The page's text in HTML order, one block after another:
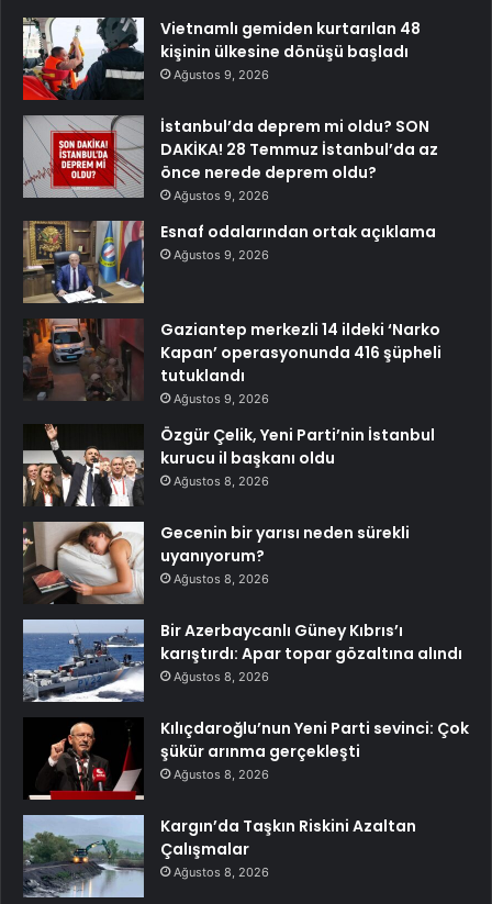
Vietnamlı gemiden kurtarılan 48
kişinin ülkesine dönüşü başladı
Ağustos 9, 2026
İstanbul’da deprem mi oldu? SON
DAKİKA! 28 Temmuz İstanbul’da az
önce nerede deprem oldu?
Ağustos 9, 2026
Esnaf odalarından ortak açıklama
Ağustos 9, 2026
Gaziantep merkezli 14 ildeki ‘Narko
Kapan’ operasyonunda 416 şüpheli
tutuklandı
Ağustos 9, 2026
Özgür Çelik, Yeni Parti’nin İstanbul
kurucu il başkanı oldu
Ağustos 8, 2026
Gecenin bir yarısı neden sürekli
uyanıyorum?
Ağustos 8, 2026
Bir Azerbaycanlı Güney Kıbrıs’ı
karıştırdı: Apar topar gözaltına alındı
Ağustos 8, 2026
Kılıçdaroğlu’nun Yeni Parti sevinci: Çok
şükür arınma gerçekleşti
Ağustos 8, 2026
Kargın’da Taşkın Riskini Azaltan
Çalışmalar
Ağustos 8, 2026